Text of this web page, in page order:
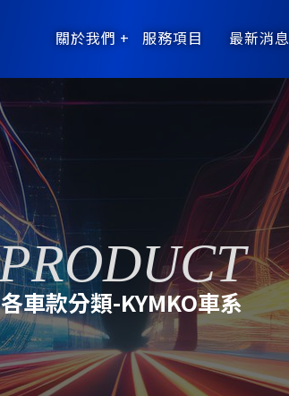
關於我們 服務項目 最新消息
各車款分類-KYMKO車系